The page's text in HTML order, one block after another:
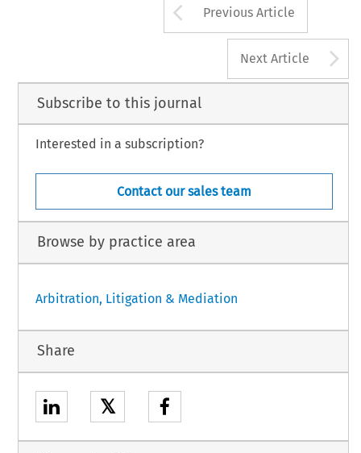
Arrow button
Previous Article
Next Article
Subscribe to this journal
Interested in a subscription?
Contact our sales team
Browse by practice area
Arbitration, Litigation & Mediation
Share
𝕏